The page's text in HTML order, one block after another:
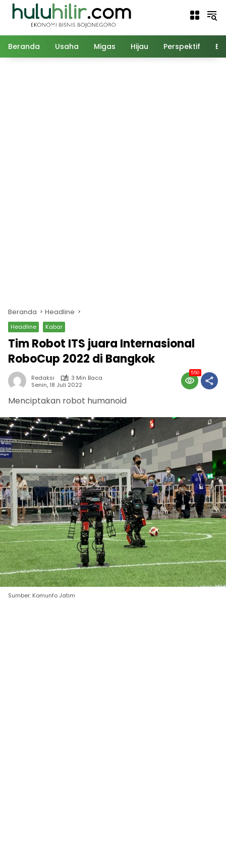
Langsung
Beranda Usaha Migas Hijau Perspektif
Beranda Headline
Headline Kabar
Tim Robot ITS juara Internasional
RoboCup 2022 di Bangkok
Redaksi
3 Min Baca
Senin, 18 Juli 2022
550
Menciptakan robot humanoid
Sumber: Komunfo Jatim